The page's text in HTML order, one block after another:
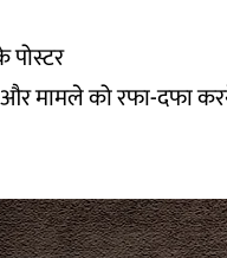
पोस्टर
और मामले को रफा-दफा